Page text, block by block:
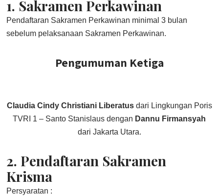
1. Sakramen Perkawinan
Pendaftaran Sakramen Perkawinan minimal 3 bulan
sebelum pelaksanaan Sakramen Perkawinan.
Pengumuman Ketiga
Claudia Cindy Christiani Liberatusdari Lingkungan Poris
TVRI 1 – Santo Stanislaus dengan Dannu Firmansyah
dari Jakarta Utara.
2. Pendaftaran Sakramen
Krisma
Persyaratan :